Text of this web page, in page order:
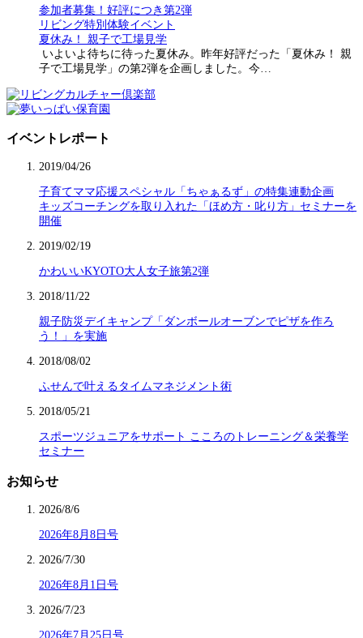
参加者募集！好評につき第2弾
リビング特別体験イベント
夏休み！ 親子で工場見学
いよいよ待ちに待った夏休み。昨年好評だった「夏休み！ 親
子で工場見学」の第2弾を企画しました。今…
イベントレポート
2019/04/26
子育てママ応援スペシャル「ちゃぁるず」の特集連動企画
キッズコーチングを取り入れた「ほめ方・叱り方」セミナーを
開催
2019/02/19
かわいいKYOTO大人女子旅第2弾
2018/11/22
親子防災デイキャンプ「ダンボールオーブンでピザを作ろ
う！」を実施
2018/08/02
ふせんで叶えるタイムマネジメント術
2018/05/21
スポーツジュニアをサポート こころのトレーニング＆栄養学
セミナー
お知らせ
2026/8/6
2026年8月8日号
2026/7/30
2026年8月1日号
2026/7/23
2026年7月25日号